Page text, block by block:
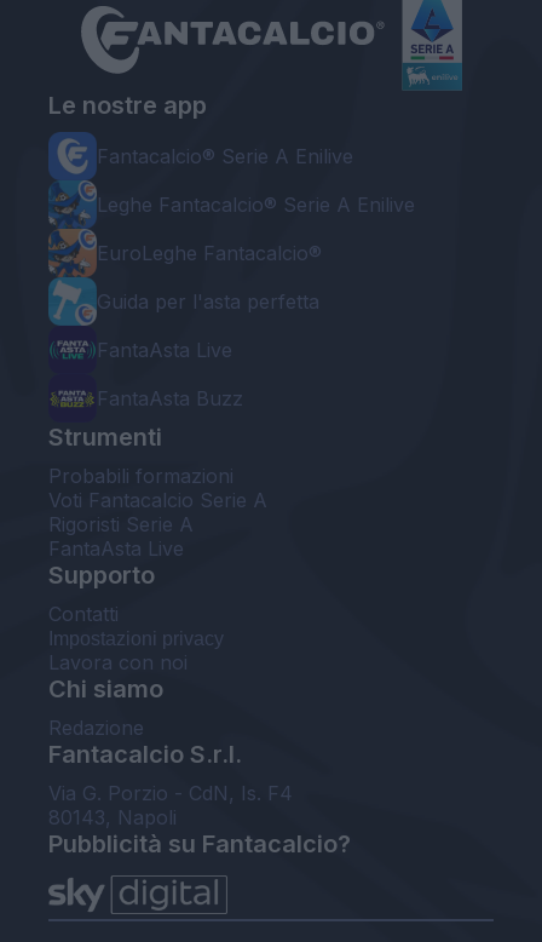
Le nostre app
Fantacalcio® Serie A Enilive
Leghe Fantacalcio® Serie A Enilive
EuroLeghe Fantacalcio®
Guida per l'asta perfetta
FantaAsta Live
FantaAsta Buzz
Strumenti
Probabili formazioni
Voti Fantacalcio Serie A
Rigoristi Serie A
FantaAsta Live
Supporto
Contatti
Impostazioni privacy
Lavora con noi
Chi siamo
Redazione
Fantacalcio S.r.l.
Via G. Porzio - CdN, Is. F4
80143, Napoli
Pubblicità su Fantacalcio?